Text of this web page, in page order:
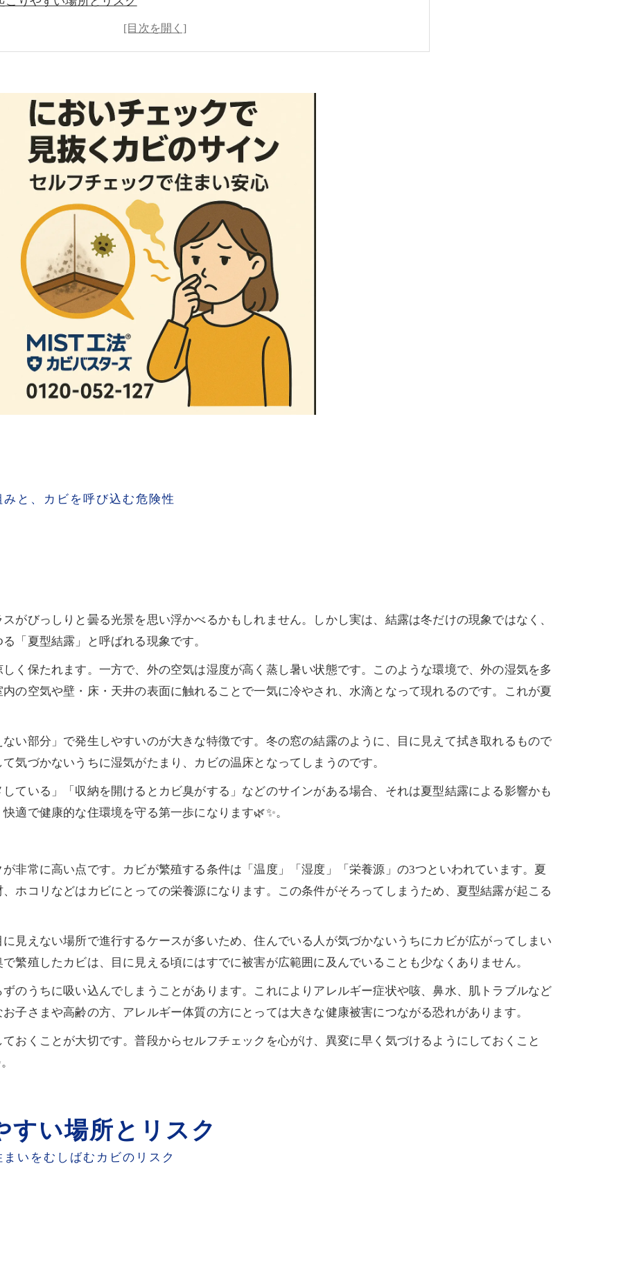
る「においセルフチェック」
らどうすべき？
談のご案内
と、カビを呼び込む危険性
がびっしりと曇る光景を思い浮かべるかもしれません。しかし実は、結露は冬だけの現象ではなく、
「夏型結露」と呼ばれる現象です。
く保たれます。一方で、外の空気は湿度が高く蒸し暑い状態です。このような環境で、外の湿気を多
の空気や壁・床・天井の表面に触れることで一気に冷やされ、水滴となって現れるのです。これが夏
い部分」で発生しやすいのが大きな特徴です。冬の窓の結露のように、目に見えて拭き取れるもので
気づかないうちに湿気がたまり、カビの温床となってしまうのです。
ている」「収納を開けるとカビ臭がする」などのサインがある場合、それは夏型結露による影響かも
適で健康的な住環境を守る第一歩になります🌿✨。
非常に高い点です。カビが繁殖する条件は「温度」「湿度」「栄養源」の3つといわれています。夏
ホコリなどはカビにとっての栄養源になります。この条件がそろってしまうため、夏型結露が起こる
見えない場所で進行するケースが多いため、住んでいる人が気づかないうちにカビが広がってしまい
繁殖したカビは、目に見える頃にはすでに被害が広範囲に及んでいることも少なくありません。
のうちに吸い込んでしまうことがあります。これによりアレルギー症状や咳、鼻水、肌トラブルなど
子さまや高齢の方、アレルギー体質の方にとっては大きな健康被害につながる恐れがあります。
おくことが大切です。普段からセルフチェックを心がけ、異変に早く気づけるようにしておくこと
すい場所とリスク
いをむしばむカビのリスク